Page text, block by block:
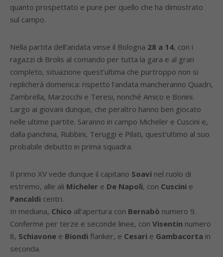
quanto prospettato e pure per quello che ha dimostrato
sul campo.
Nella partita dell’andata vinse il Bologna 28 a 14, con i
ragazzi di Brolis al comando per tutta la gara e al gran
completo, situazione quest’ultima che purtroppo non si
replicherà domenica: rispetto l’andata mancheranno Quadri,
Zambrella, Marzocchi e Teresi, nonché Amico e Bonini.
Largo ai giovani dunque, che peraltro hanno ben giocato
nelle ultime partite. Saranno in campo Micheler e Cuscini e,
dalla panchina, Rubbini, Teruggi e Pilati, quest’ultimo al suo
probabile debutto in prima squadra.
Il primo XV vede dunque il capitano Soavi nel ruolo di
estremo, alle ali Micheler e De Napoli, con Cuscini e
Pancaldi centri.
In mediana, Chico all’apertura con Bernabò numero 9.
Conferme per terze e seconde linee, con Visentin numero
8, Schiavone e Biondi flanker, e Cesari e Gambacorta in
seconda.